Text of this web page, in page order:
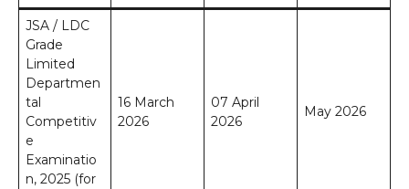
JSA / LDC
Grade
Limited
Departmen
tal
Competitiv
e
Examinatio
n, 2025 (for
16 March
2026
07 April
2026
May 2026